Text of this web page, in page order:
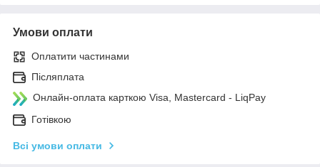
Умови оплати
Оплатити частинами
Післяплата
Онлайн-оплата карткою Visa, Mastercard - LiqPay
Готівкою
Всі умови оплати